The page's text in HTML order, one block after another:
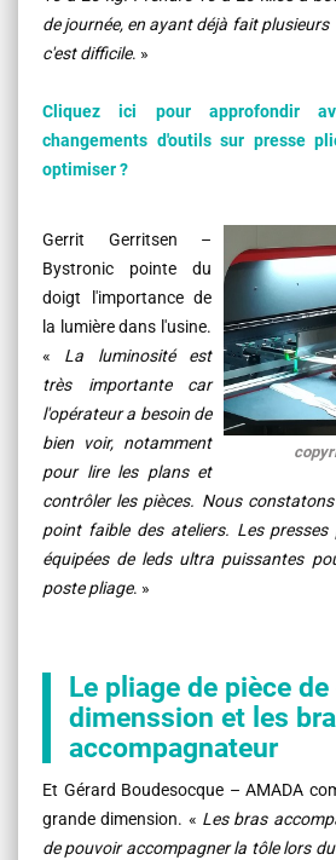
de journée, en ayant déjà fait
c'est difficile. »
Cliquez ici pour approfondir
changements d'outils sur presse
optimiser ?
Gerrit Gerritsen –
Bystronic pointe du
doigt l'importance de
la lumière dans l'usine.
« La luminosité est
très importante car
l'opérateur a besoin de
bien voir, notamment
pour lire les plans et
contrôler les pièces. Nous
point faible des ateliers. Les presses
équipées de leds ultra puissantes
poste pliage. »
Le pliage de pièce
dimenssion et les
accompagnateur
Et Gérard Boudesocque – AMADA
grande dimension. « Les bras
de pouvoir accompagner la tôle lors